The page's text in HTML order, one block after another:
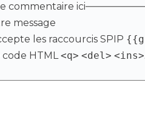
commentaire ici
message
les raccourcis SPIP
HTML<q> <del> <ins>